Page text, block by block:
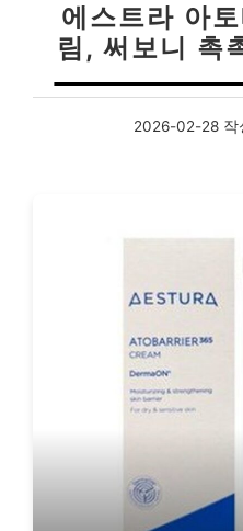
에스트라 아
림, 써보니 촉
2026-02-28 작